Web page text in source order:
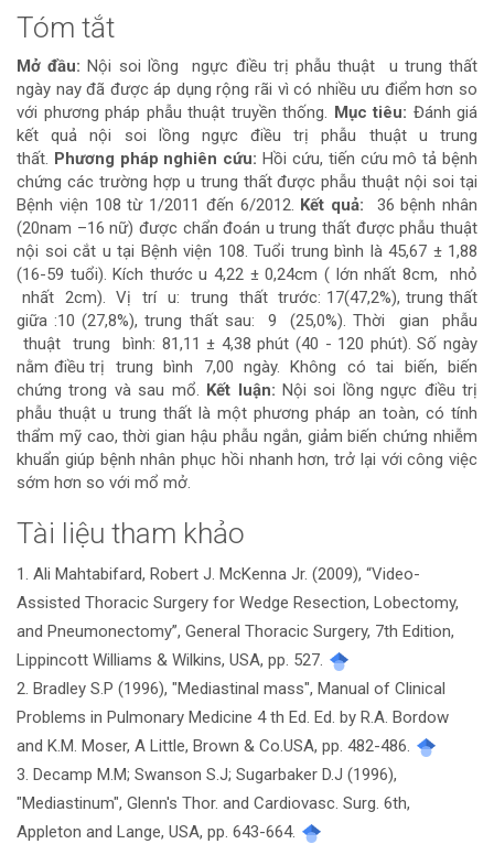
Nội
dung
chính
của
bài
viết
Tóm tắt
Mở đầu:Nội soi lồng ngực điều trị phẫu thuật u trung thất
ngày nay đã được áp dụng rộng rãi vì có nhiều ưu điểm hơn so
với phương pháp phẫu thuật truyền thống. Mục tiêu: Đánh giá
kết quả nội soi lồng ngực điều trị phẫu thuật u trung
thất. Phương pháp nghiên cứu:Hồi cứu, tiến cứu mô tả bệnh
chứng các trường hợp u trung thất được phẫu thuật nội soi tại
Bệnh viện 108 từ 1/2011 đến 6/2012. Kết quả: 36 bệnh nhân
(20nam –16 nữ) được chẩn đoán u trung thất được phẫu thuật
nội soi cắt u tại Bệnh viện 108. Tuổi trung bình là 45,67 ± 1,88
(16-59 tuổi). Kích thước u 4,22 ± 0,24cm ( lớn nhất 8cm, nhỏ
nhất 2cm). Vị trí u: trung thất trước: 17(47,2%), trung thất
giữa :10 (27,8%), trung thất sau: 9 (25,0%). Thời gian phẫu
thuật trung bình: 81,11 ± 4,38 phút (40 - 120 phút). Số ngày
nằm điều trị trung bình 7,00 ngày. Không có tai biến, biến
chứng trong và sau mổ. Kết luận: Nội soi lồng ngực điều trị
phẫu thuật u trung thất là một phương pháp an toàn, có tính
thẩm mỹ cao, thời gian hậu phẫu ngắn, giảm biến chứng nhiễm
khuẩn giúp bệnh nhân phục hồi nhanh hơn, trở lại với công việc
sớm hơn so với mổ mở.
Chi
tiết
bài
viết
Tài liệu tham khảo
1. Ali Mahtabifard, Robert J. McKenna Jr. (2009), “Video-
Assisted Thoracic Surgery for Wedge Resection, Lobectomy,
and Pneumonectomy”, General Thoracic Surgery, 7th Edition,
Lippincott Williams & Wilkins, USA, pp. 527.
2. Bradley S.P (1996), "Mediastinal mass", Manual of Clinical
Problems in Pulmonary Medicine 4 th Ed. Ed. by R.A. Bordow
and K.M. Moser, A Little, Brown & Co.USA, pp. 482-486.
3. Decamp M.M; Swanson S.J; Sugarbaker D.J (1996),
"Mediastinum", Glenn's Thor. and Cardiovasc. Surg. 6th,
Appleton and Lange, USA, pp. 643-664.